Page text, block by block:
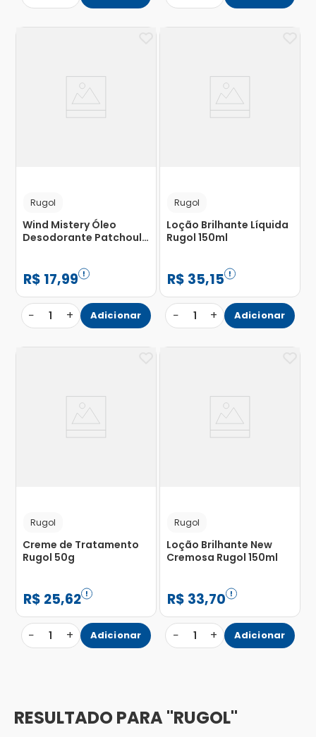
Rugol
Wind Mistery Óleo
Desodorante Patchouli
R$ 17,99
− 1 + Adicionar
Rugol
Loção Brilhante Líquida
Rugol 150ml
R$ 35,15
− 1 + Adicionar
Rugol
Creme de Tratamento
Rugol 50g
R$ 25,62
− 1 + Adicionar
Rugol
Loção Brilhante New
Cremosa Rugol 150ml
R$ 33,70
− 1 + Adicionar
RUGOL